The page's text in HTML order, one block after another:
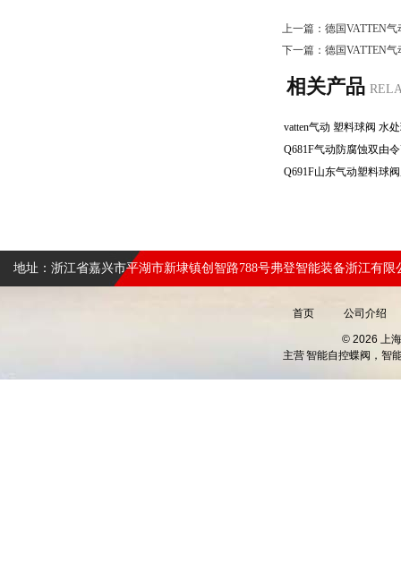
上一篇： 德国VATTEN
下一篇： 德国VATTEN
相关产品
地址：浙江省嘉兴市平湖市新埭镇创智路788号弗登智能装备浙江有限
首页 公司介绍
© 2026 上
主营智能自控蝶阀，智